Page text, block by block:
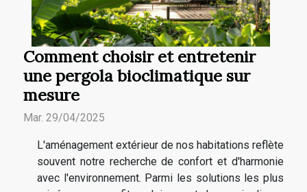
Comment choisir et entretenir
une pergola bioclimatique sur
mesure
Mar. 29/04/2025
L'aménagement extérieur de nos habitations reflète
souvent notre recherche de confort et d'harmonie
avec l'environnement. Parmi les solutions les plus